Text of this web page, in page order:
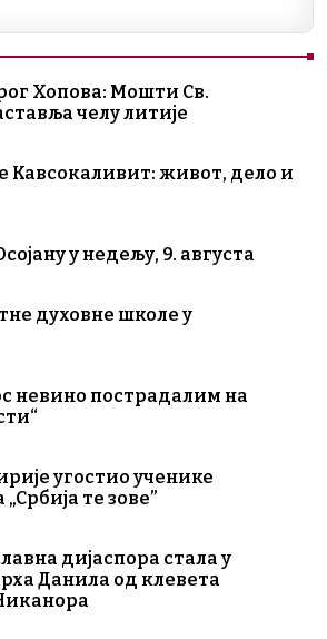
Хопова: Мошти Св.
челу литије
Кавсокаливит: живот, дело и
у недељу, 9. августа
духовне школе у
невино пострадалим на
угостио ученике
те зове”
дијаспора стала у
Данила од клевета